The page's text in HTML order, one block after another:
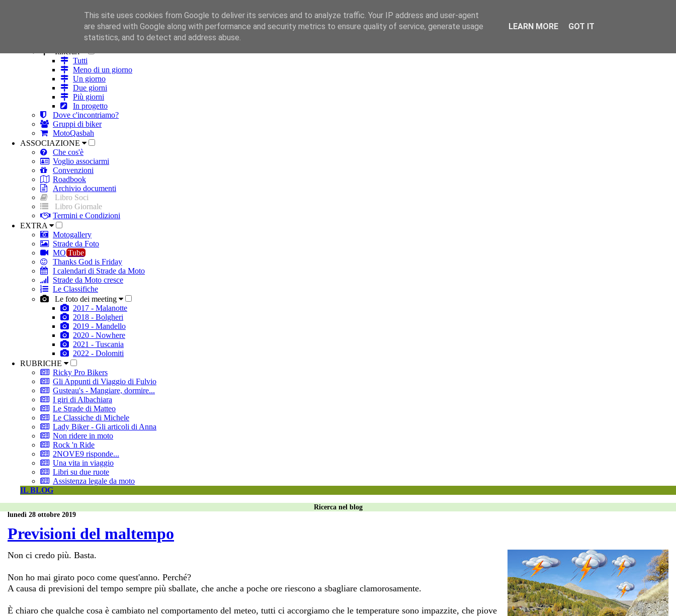
Itinerari
Tutti
Meno di un giorno
Un giorno
Due giorni
Più giorni
In progetto
Dove c'incontriamo?
Gruppi di biker
MotoQasbah
ASSOCIAZIONE
Che cos'è
Voglio associarmi
Convenzioni
Roadbook
Archivio documenti
Libro Soci
Libro Giornale
Termini e Condizioni
EXTRA
Motogallery
Strade da Foto
MO Tube
Thanks God is Friday
I calendari di Strade da Moto
Strade da Moto cresce
Le Classifiche
Le foto dei meeting
2017 - Malanotte
2018 - Bolgheri
2019 - Mandello
2020 - Nowhere
2021 - Tuscania
2022 - Dolomiti
RUBRICHE
Ricky Pro Bikers
Gli Appunti di Viaggio di Fulvio
Gusteau's - Mangiare, dormire...
I giri di Albachiara
Le Strade di Matteo
Le Classiche di Michele
Lady Biker - Gli articoli di Anna
Non ridere in moto
Rock 'n Ride
2NOVE9 risponde...
Una vita in viaggio
Libri su due ruote
Assistenza legale da moto
IL BLOG
Ricerca nel blog
lunedì 28 ottobre 2019
Previsioni del maltempo
Non ci credo più. Basta.
Non ho mai girato poco come quest'anno. Perché?
A causa di previsioni del tempo sempre più sballate, che anche a poche ore riescono a sbagliare clamorosamente.
È chiaro che qualche cosa è cambiato nel comportamento del meteo, tutti ci accorgiamo che le temperature sono impazzite, che piove
This site uses cookies from Google to deliver its services and to analyze traffic. Your IP address and user-agent
are shared with Google along with performance and security metrics to ensure quality of service, generate usage
statistics, and to detect and address abuse.
LEARN MORE GOT IT